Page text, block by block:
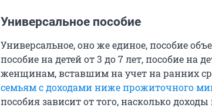
Универсальное пособие
Универсальное, оно же единое, пособие
пособие на детей от 3 до 7 лет, пособие на
женщинам, вставшим на учет на ранних
семьям с доходами ниже прожиточного
пособия зависит от того, насколько